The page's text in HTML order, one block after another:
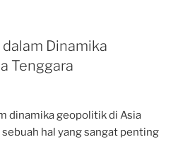
Dinamika
Tenggara
dinamika geopolitik di Asia
hal yang sangat penting